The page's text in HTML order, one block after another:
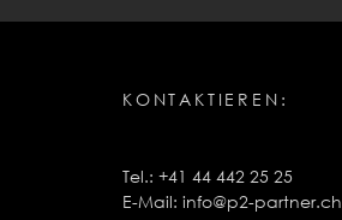
KONTAKTIEREN:
Tel.: +41 44 442 25 25
E-Mail: info@p2-partner.ch